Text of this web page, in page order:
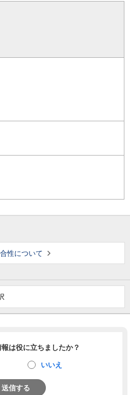
性について
は役に立ちましたか？
いいえ
送信する